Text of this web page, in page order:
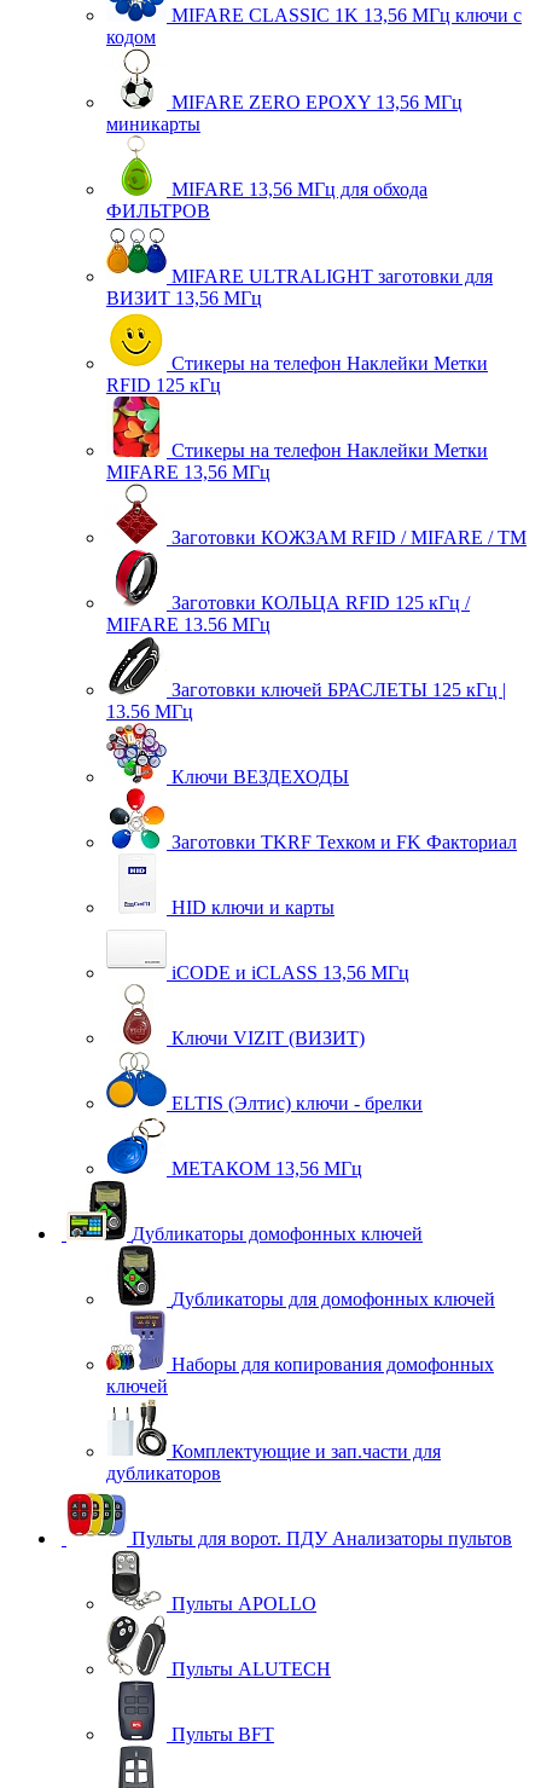
MIFARE CLASSIC 1K 13,56 МГц ключи с
кодом
MIFARE ZERO EPOXY 13,56 МГц
миникарты
MIFARE 13,56 МГц для обхода
ФИЛЬТРОВ
MIFARE ULTRALIGHT заготовки для
ВИЗИТ 13,56 МГц
Стикеры на телефон Наклейки Метки
RFID 125 кГц
Стикеры на телефон Наклейки Метки
MIFARE 13,56 МГц
Заготовки КОЖЗАМ RFID / MIFARE / TM
Заготовки КОЛЬЦА RFID 125 кГц /
MIFARE 13.56 МГц
Заготовки ключей БРАСЛЕТЫ 125 кГц |
13.56 МГц
Ключи ВЕЗДЕХОДЫ
Заготовки TKRF Техком и FK Факториал
HID ключи и карты
iCODE и iCLASS 13,56 МГц
Ключи VIZIT (ВИЗИТ)
ELTIS (Элтис) ключи - брелки
МЕТАКОМ 13,56 МГц
Дубликаторы домофонных ключей
Дубликаторы для домофонных ключей
Наборы для копирования домофонных
ключей
Комплектующие и зап.части для
дубликаторов
Пульты для ворот. ПДУ Анализаторы пультов
Пульты APOLLO
Пульты ALUTECH
Пульты BFT